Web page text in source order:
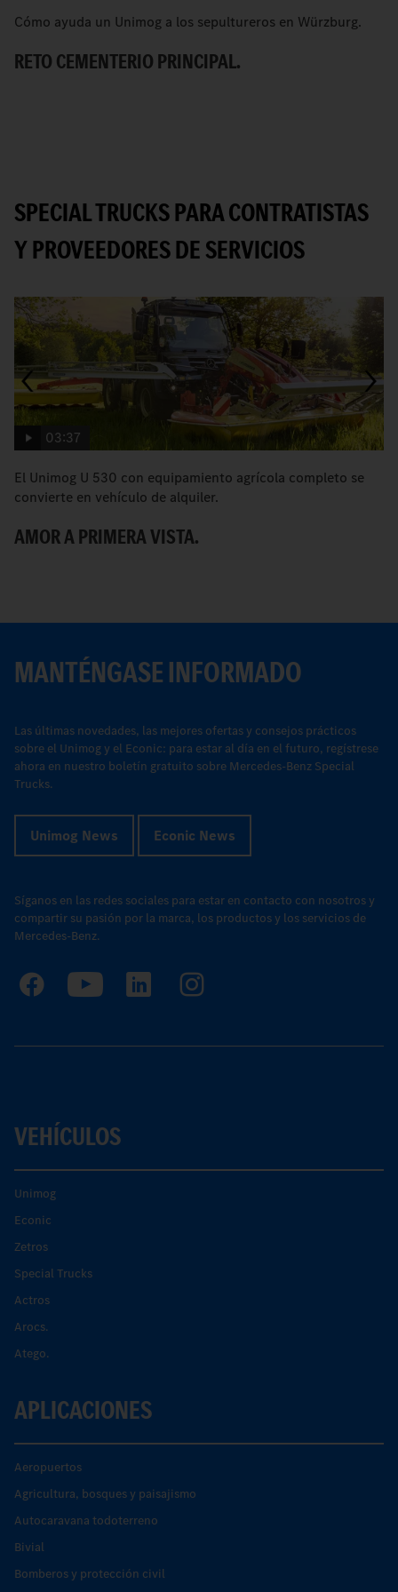
Cómo ayuda un Unimog a los sepultureros en Würzburg.
RETO CEMENTERIO PRINCIPAL.
SPECIAL TRUCKS PARA CONTRATISTAS
Y PROVEEDORES DE SERVICIOS
03:37
El Unimog U 530 con equipamiento agrícola completo se
convierte en vehículo de alquiler.
AMOR A PRIMERA VISTA.
MANTÉNGASE INFORMADO
Las últimas novedades, las mejores ofertas y consejos prácticos
sobre el Unimog y el Econic: para estar al día en el futuro, regístrese
ahora en nuestro boletín gratuito sobre Mercedes-Benz Special
Trucks.
Unimog News Econic News
Síganos en las redes sociales para estar en contacto con nosotros y
compartir su pasión por la marca, los productos y los servicios de
Mercedes-Benz.
VEHÍCULOS
Unimog
Econic
Zetros
Special Trucks
Actros
Arocs.
Atego.
APLICACIONES
Aeropuertos
Agricultura, bosques y paisajismo
Autocaravana todoterreno
Bivial
Bomberos y protección civil